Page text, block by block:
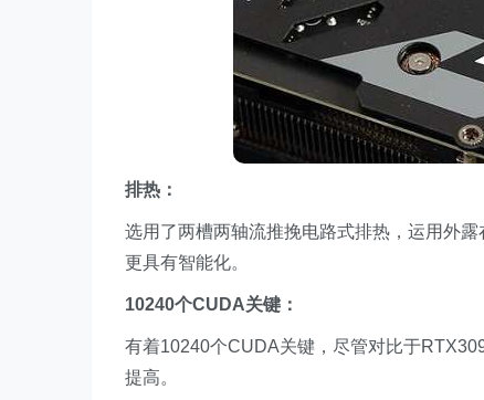
排热：
选用了两槽两轴流推挽电路式排热，运用外
更具有智能化。
10240个CUDA关键 ：
有着10240个CUDA关键，尽管对比于
提高。